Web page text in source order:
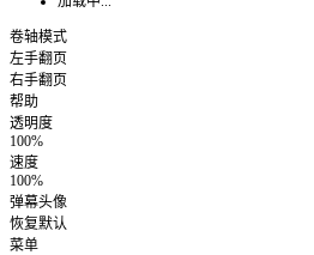
卷轴模式
左手翻页
右手翻页
帮助
透明度
100%
速度
100%
弹幕头像
恢复默认
菜单